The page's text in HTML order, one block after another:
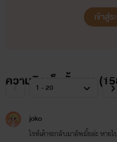
ตา
หวังเป็นอย่างยิ่งว่
เข้าสู่
ความคิดเห็นทั้งหมด (
joko
ไรท์เค้าจะกลับมาอัพมั้ยอ่ะ หาย